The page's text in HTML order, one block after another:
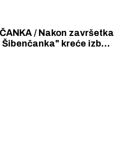
/ Nakon završetka
kreće izbor